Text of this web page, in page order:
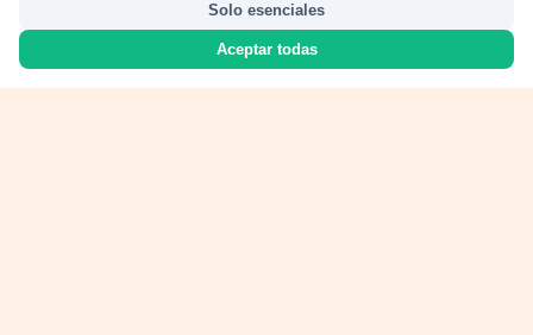
Solo esenciales
Aceptar todas